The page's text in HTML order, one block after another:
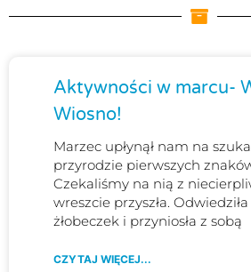
Aktywności w marcu-
Wiosno!
Marzec upłynął nam na
przyrodzie pierwszych
Czekaliśmy na nią z
wreszcie przyszła.
żłobeczek i przyniosła z sobą
CZYTAJ WIĘCEJ...